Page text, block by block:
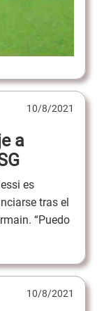
10/8/2021
a
es
tras el
“Puedo
10/8/2021